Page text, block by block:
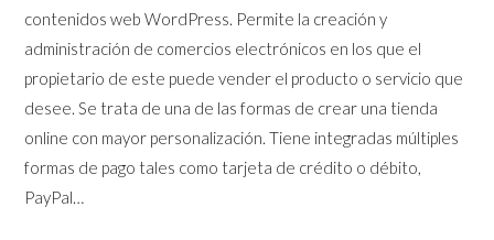
contenidos web WordPress. Permite la creación y
administración de comercios electrónicos en los que el
propietario de este puede vender el producto o servicio que
desee. Se trata de una de las formas de crear una tienda
online con mayor personalización. Tiene integradas múltiples
formas de pago tales como tarjeta de crédito o débito,
PayPal…